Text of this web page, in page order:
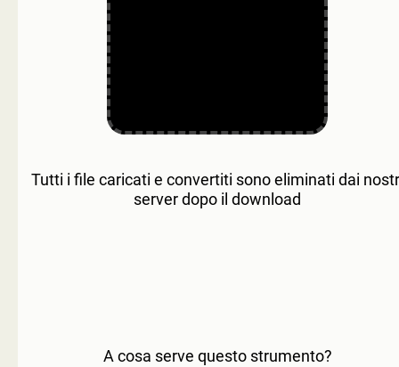
Tutti i file caricati e convertiti sono eliminati dai
server dopo il download
A cosa serve questo strumento?